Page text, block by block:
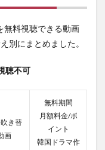
無料視聴できる動画
別にまとめました。
不可
き替
画
無料期間
月額料金/ポ
イント
韓国ドラマ作